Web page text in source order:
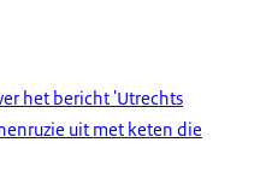
het bericht 'Utrechts
uit met keten die